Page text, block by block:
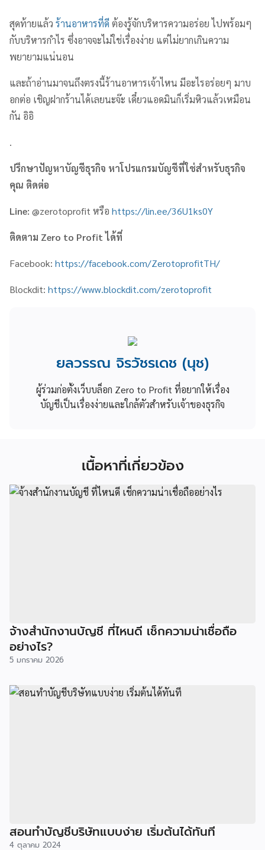
สุดท้ายแล้ว ร้านอาหารที่ดี ต้องรู้จักบริหารความอร่อย ไปพร้อมๆ
กับบริหารกำไร ซึ่งอาจจะไม่ใช่เรื่องง่าย แต่ไม่ยากเกินความ
พยายามแน่นอน
และถ้าอ่านมาจนถึงตรงนี้ร้านอาหารเจ้าไหน มีอะไรอร่อยๆ มาบ
อกต่อ เชิญฝากร้านได้เลยนะจ๊ะ เดี๋ยวแอดมินก็เริ่มหิวแล้วเหมือน
กัน อิอิ
.
ปรึกษาปัญหาบัญชีธุรกิจ หาโปรแกรมบัญชีที่ใช่สำหรับธุรกิจ
คุณ ติดต่อ
Line: @zerotoprofit หรือ https://lin.ee/36U1ks0Y
ติดตาม Zero to Profitได้ที่
Facebook: https://facebook.com/ZerotoprofitTH/
Blockdit: https://www.blockdit.com/zerotoprofit
ยลวรรณ จิรวัชรเดช (นุช)
ผู้ร่วมก่อตั้งเว็บบล็อก Zero to Profit ที่อยากให้เรื่อง
บัญชีเป็นเรื่องง่ายและใกล้ตัวสำหรับเจ้าของธุรกิจ
เนื้อหาที่เกี่ยวข้อง
จ้างสำนักงานบัญชี ที่ไหนดี เช็กความน่าเชื่อถือ
อย่างไร?
5 มกราคม 2026
สอนทำบัญชีบริษัทแบบง่าย เริ่มต้นได้ทันที
4 ตุลาคม 2024